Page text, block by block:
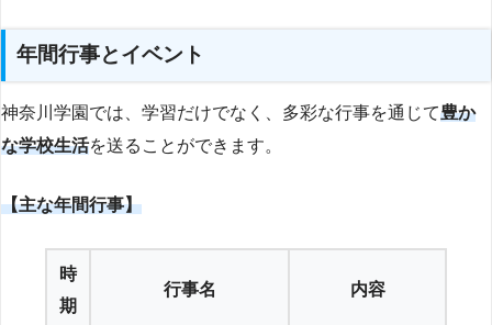
年間行事とイベント
神奈川学園では、学習だけでなく、多彩な行事を通じて豊か
な学校生活を送ることができます。
【主な年間行事】
時
期
行事名 内容